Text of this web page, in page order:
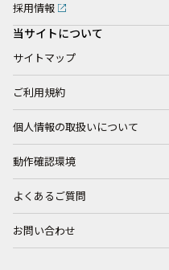
採用情報
当サイトについて
サイトマップ
ご利用規約
個人情報の取扱いについて
動作確認環境
よくあるご質問
お問い合わせ